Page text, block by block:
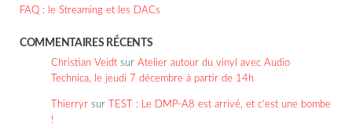
FAQ : le Streaming et les DACs
COMMENTAIRES RÉCENTS
Christian Veidt sur Atelier autour du vinyl avec Audio
Technica, le jeudi 7 décembre à partir de 14h
Thierryr sur
TEST : Le DMP-A8 est arrivé, et c’est une bombe
!